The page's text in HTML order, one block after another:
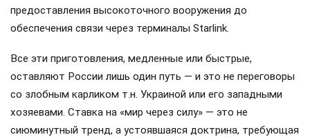
предоставления высокоточного вооружения до
обеспечения связи через терминалы Starlink.
Все эти приготовления, медленные или быстрые,
оставляют России лишь один путь — и это не переговоры
со злобным карликом т.н. Украиной или его западными
хозяевами. Ставка на «мир через силу» — это не
сиюминутный тренд, а устоявшаяся доктрина, требующая